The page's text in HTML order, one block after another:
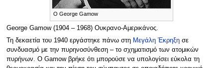
O George Gamow
George Gamow (1904 – 1968) Ουκρανο-Αμερικάνος.
Τη δεκαετία του 1940 εργάστηκε πάνω στη Μεγάλη Έκρηξησε
συνδυασμό με την πυρηνοσύνθεση – το σχηματισμό των ατομικών
πυρήνων. Ο Gamow βρήκε ότι μπορούσε να υπολογίσει εύκολα τη